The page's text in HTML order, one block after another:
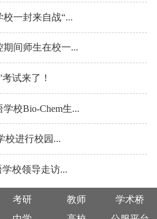
一封来自战“...
间师生在校一...
试来了！
校Bio-Chem生...
校进行校园...
校领导走访...
考研 教师
学术桥